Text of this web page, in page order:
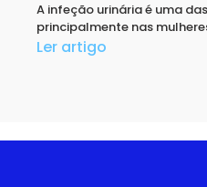
A infeção urinária é uma
principalmente nas
Ler artigo